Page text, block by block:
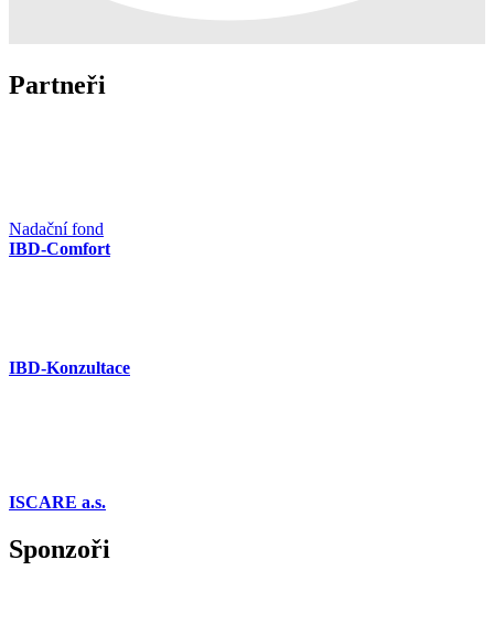
Partneři
Nadační fond
IBD-Comfort
IBD-Konzultace
ISCARE a.s.
Sponzoři